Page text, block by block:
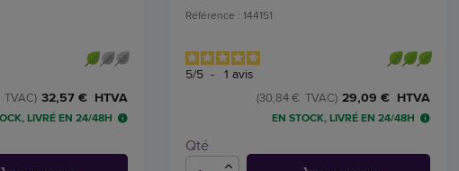
32,57 € HTVA
LIVRÉ EN 24/48H
Référence : 144151
5/5 - 1 avis
29,09 € HTVA
(30,84 € TVAC)
EN STOCK, LIVRÉ EN 24/48H
Qté